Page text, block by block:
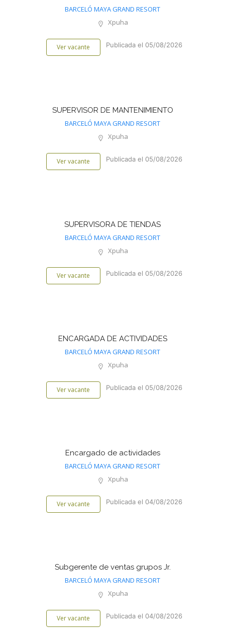
BARCELÓ MAYA GRAND RESORT
Xpuha
Ver vacante Publicada el 05/08/2026
SUPERVISOR DE MANTENIMIENTO
BARCELÓ MAYA GRAND RESORT
Xpuha
Ver vacante Publicada el 05/08/2026
SUPERVISORA DE TIENDAS
BARCELÓ MAYA GRAND RESORT
Xpuha
Ver vacante Publicada el 05/08/2026
ENCARGADA DE ACTIVIDADES
BARCELÓ MAYA GRAND RESORT
Xpuha
Ver vacante Publicada el 05/08/2026
Encargado de actividades
BARCELÓ MAYA GRAND RESORT
Xpuha
Ver vacante Publicada el 04/08/2026
Subgerente de ventas grupos Jr.
BARCELÓ MAYA GRAND RESORT
Xpuha
Ver vacante Publicada el 04/08/2026